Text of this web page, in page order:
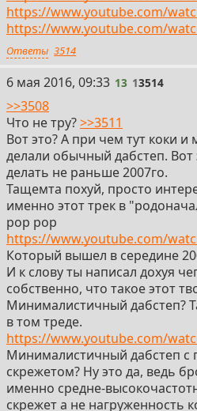
https://www.youtube.com/
https://www.youtube.com/
Ответы 3514
13
6 мая 2016, 09:33 13 13514
>>3508
Что не тру?>>3511
Вот это? А при чем тут коки
делали обычный дабстеп. Вот
делать не раньше 2007го.
Тащемта похуй, просто
именно этот трек в
pop pop
https://www.youtube.com/
Который вышел в середине
И к слову ты написал дохуя
собственно, что такое этот
Минималистичный дабстеп?
в том треде.
https://www.youtube.com/
Минималистичный дабстеп с
скрежетом? Ну это да, ведь
именно средне-
скрежет а не нагруженность